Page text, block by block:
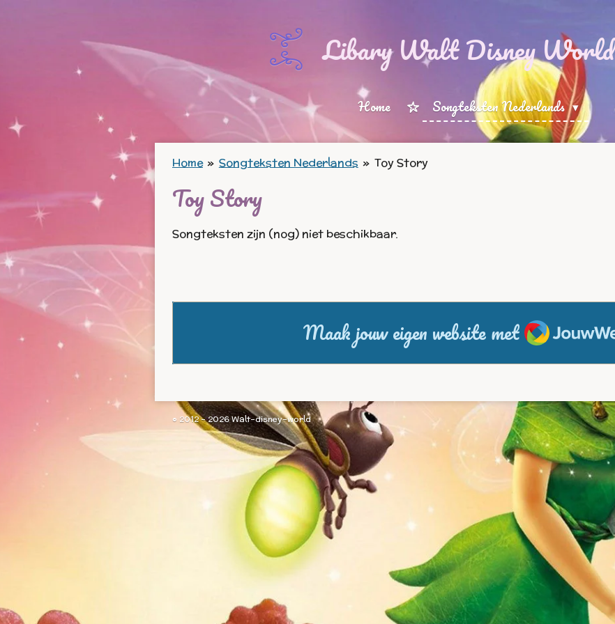
Libary Walt Disney World
Home Songteksten Nederlands
Home » Songteksten Nederlands » Toy Story
Toy Story
Songteksten zijn (nog) niet beschikbaar.
Maak jouw eigen website metJouwWeb
© 2012 - 2026 Walt-disney-world